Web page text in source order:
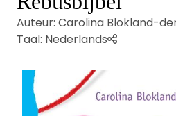
Auteur: Carolina Blokland-
Taal: Nederlands